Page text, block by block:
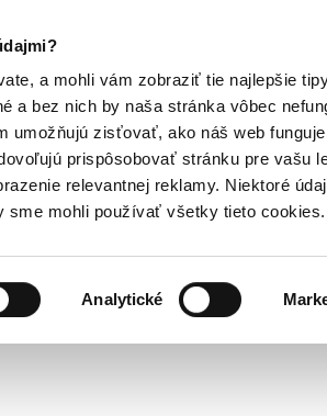
a mohli vám zobraziť tie najlepšie
a bez nich by naša stránka vôbec
umožňujú zisťovať, ako náš web
prispôsobovať stránku pre vašu
relevantnej reklamy. Niektoré
mohli používať všetky tieto
Analytické